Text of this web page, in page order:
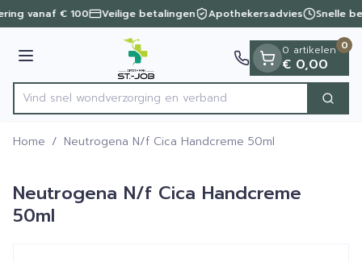
Ga naar de inhoud
1 van 1
vanaf € 100 Veilige betalingen Apothekersadvies Snelle
Menu
Product, merk, categorie...
Vind snel wondverzorging en Zoek
0 artikelen
€ 0,00
0
Home / Neutrogena N/f Cica Handcreme 50ml
Neutrogena N/f Cica Handcreme
50ml